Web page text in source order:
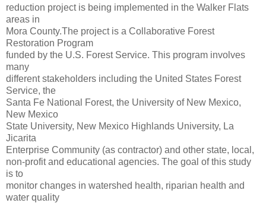
reduction project is being implemented in the Walker Flats
areas in
Mora County.The project is a Collaborative Forest
Restoration Program
funded by the U.S. Forest Service. This program involves
many
different stakeholders including the United States Forest
Service, the
Santa Fe National Forest, the University of New Mexico,
New Mexico
State University, New Mexico Highlands University, La
Jicarita
Enterprise Community (as contractor) and other state, local,
non-profit and educational agencies. The goal of this study
is to
monitor changes in watershed health, riparian health and
water quality